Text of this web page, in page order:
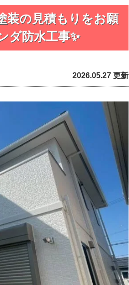
装の見積もりをお願
ダ防水工事✨
2026.05.27 更新